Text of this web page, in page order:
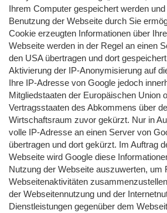
Ihrem Computer gespeichert werden
Benutzung der Webseite durch Sie
Cookie erzeugten Informationen über
Webseite werden in der Regel an einen
den USA übertragen und dort
Aktivierung der IP-Anonymisierung auf
Ihre IP-Adresse von Google jedoch
Mitgliedstaaten der Europäischen Union
Vertragsstaaten des Abkommens über
Wirtschaftsraum zuvor gekürzt. Nur in
volle IP-Adresse an einen Server von
übertragen und dort gekürzt. Im Auftrag
Webseite wird Google diese
Nutzung der Webseite auszuwerten, um
Webseitenaktivitäten
der Webseitennutzung und der
Dienstleistungen gegenüber dem